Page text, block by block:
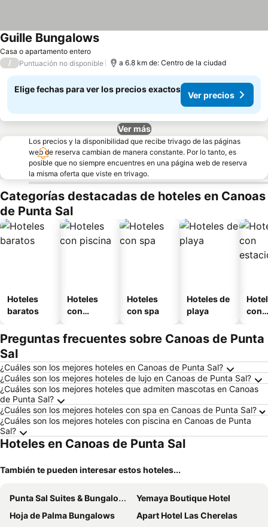
Casa o apartamento entero
Guille Bungalows
/ Puntuación no disponible a 6.8 km de: Centro de la ciudad
Elige fechas para ver los precios exactos
Ver precios
Ver más
Los precios y la disponibilidad que recibe trivago de las páginas
web de reserva cambian de manera constante. Por lo tanto, es
posible que no siempre encuentres en una página web de reserva
la misma oferta que viste en trivago.
Categorías destacadas de hoteles en Canoas
de Punta Sal
Hoteles
baratos
Hoteles
con
Hoteles
con spa
Hoteles de
playa
con
Preguntas frecuentes sobre Canoas de Punta
Sal
¿Cuáles son los mejores hoteles en Canoas de Punta Sal?
¿Cuáles son los mejores hoteles de lujo en Canoas de Punta Sal?
¿Cuáles son los mejores hoteles que admiten mascotas en Canoas
de Punta Sal?
¿Cuáles son los mejores hoteles con spa en Canoas de Punta Sal?
¿Cuáles son los mejores hoteles con piscina en Canoas de Punta
Sal?
Hoteles en Canoas de Punta Sal
También te pueden interesar estos hoteles...
Punta Sal Suites & Bungalows Resort
Yemaya Boutique Hotel
Hoja de Palma Bungalows
Apart Hotel Las Cherelas